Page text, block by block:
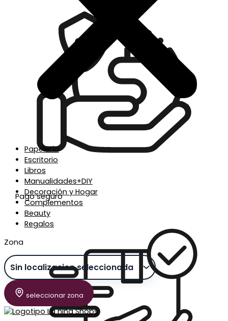
Papelería
Escritorio
Libros
Manualidades+DIY
Decoración y Hogar
Complementos
Beauty
Regalos
Zona
seleccionar zona
Pago seguro